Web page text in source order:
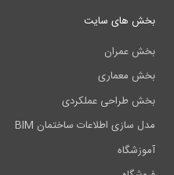
بخش های سایت
بخش عمران
بخش معماری
بخش طراحی عملکردی
مدل سازی اطلاعات ساختمان BIM
آموزشگاه